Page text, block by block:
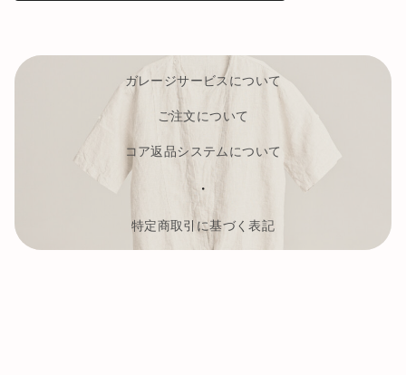
ガレージサービスについて
ご注文について
コア返品システムについて
・
特定商取引に基づく表記